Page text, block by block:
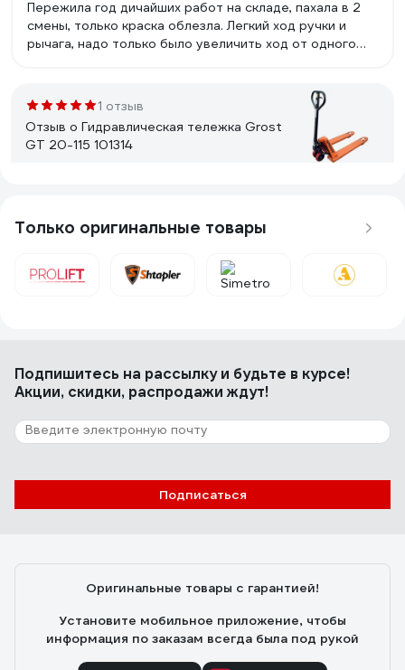
Пережила год дичайших работ на складе, пахала в 2
смены, только краска облезла. Легкий ход ручки и
рычага, надо только было увеличить ход от одного
подымает и тянет как ни в чем не бывало.
1 отзыв
Отзыв о Гидравлическая тележка Grost
GT 20-115 101314
Достойная тележка за свои деньги.
17 отзывов
Алексей Ш.
24.08.2022
Перевезли склад, возим по неровному полу и
Только оригинальные товары
Подпишитесь на рассылкуи будьте в курсе!
Акции, скидки, распродажи ждут!
Подписаться
Оригинальные товары с гарантией!
Установите мобильное приложение, чтобы
информация по заказам всегда была под рукой